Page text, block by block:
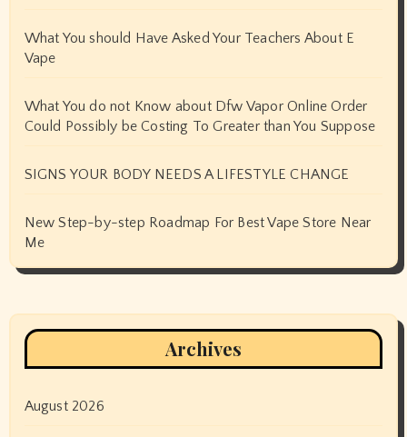
What You should Have Asked Your Teachers About E
Vape
What You do not Know about Dfw Vapor Online Order
Could Possibly be Costing To Greater than You Suppose
SIGNS YOUR BODY NEEDS A LIFESTYLE CHANGE
New Step-by-step Roadmap For Best Vape Store Near
Me
Archives
August 2026